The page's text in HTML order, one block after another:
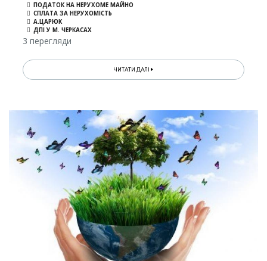
ПОДАТОК НА НЕРУХОМЕ МАЙНО
СПЛАТА ЗА НЕРУХОМІСТЬ
А.ЦАРЮК
ДПІ У М. ЧЕРКАСАХ
3 перегляди
ЧИТАТИ ДАЛІ